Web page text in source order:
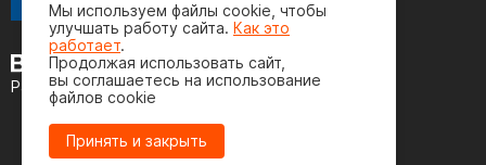
(ЯМЗ)
Разработка сайта
Мы используем файлы cookie, чтобы
улучшать работу сайта. Как это
работает.
Продолжая использовать сайт,
вы соглашаетесь на использование
файлов cookie
Принять и закрыть